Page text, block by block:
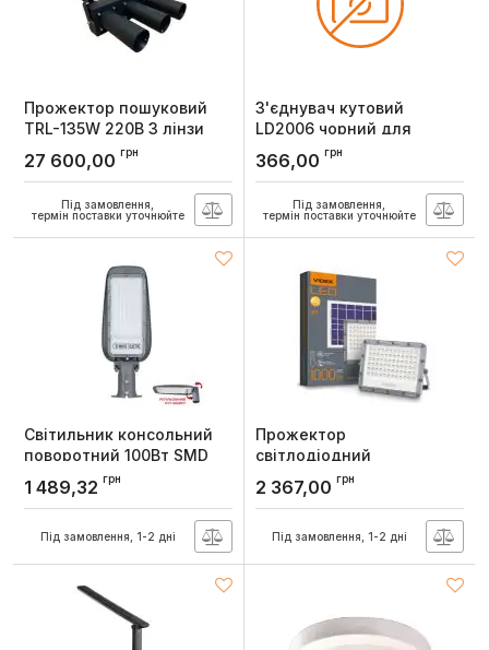
Прожектор пошуковий
TRL-135W 220В 3 лінзи
27 600,00 грн
Під замовлення,
термін поставки уточнюйте
З'єднувач кутовий
LD2006 чорний для
трекового шинопровода
CABM1002 (вбудованого)
366,00 грн
Під замовлення,
термін поставки уточнюйте
Світильник консольний
поворотний 100Вт SMD
LED 6400K IP65 Horoz
Артикул:
1 489,32 грн
Під замовлення, 1-2 дні
Прожектор
світлодіодний
автономний 1000Лм
5000К 3.2V, Videx
2 367,00 грн
Під замовлення, 1-2 дні